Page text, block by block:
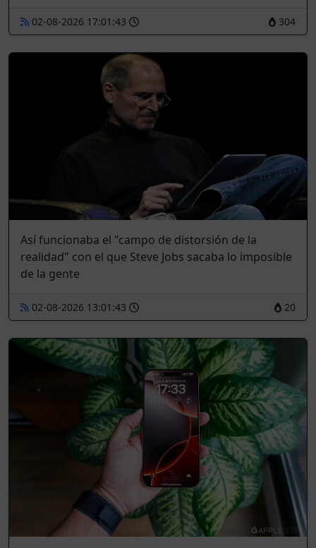
304
02-08-2026 17:01:43
Así funcionaba el "campo de distorsión de la
realidad" con el que Steve Jobs sacaba lo imposible
de la gente
20
02-08-2026 13:01:43